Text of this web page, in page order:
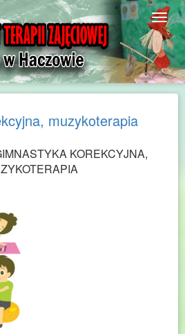
muzykoterapia
KOREKCYJNA,